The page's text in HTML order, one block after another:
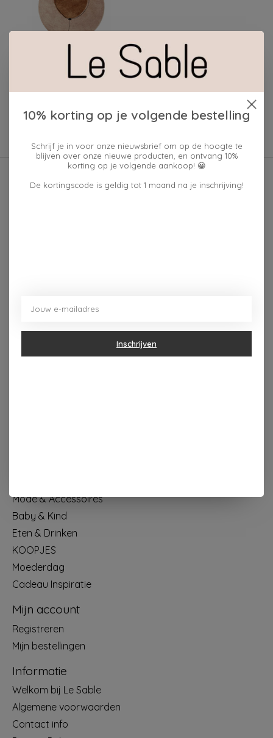
Mad about Mats
FALCO TOUCH
€135,00
Dorpsplein 4 Kapellen ----- dinsdag tot vrijdag 10u - 18u
Mode & Accessoires
Baby & Kind
Eten & Drinken
KOOPJES
Moederdag
Cadeau Inspiratie
Mijn account
Registreren
Mijn bestellingen
Informatie
Welkom bij Le Sable
Algemene voorwaarden
Contact info
10% korting op je volgende bestelling
Schrijf je in voor onze nieuwsbrief om op de hoogte te
blijven over onze nieuwe producten, en ontvang 10%
korting op je volgende aankoop! 😀
De kortingscode is geldig tot 1 maand na je inschrijving!
Inschrijven